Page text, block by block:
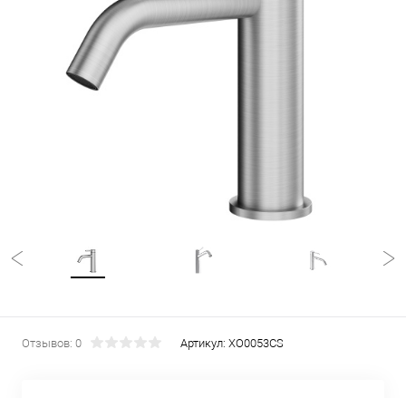
Отзывов: 0 Артикул: XO0053CS